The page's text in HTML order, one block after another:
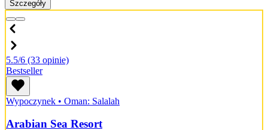
Szczegóły
5.5/6 (33 opinie)
Bestseller
Wypoczynek • Oman: Salalah
Arabian Sea Resort